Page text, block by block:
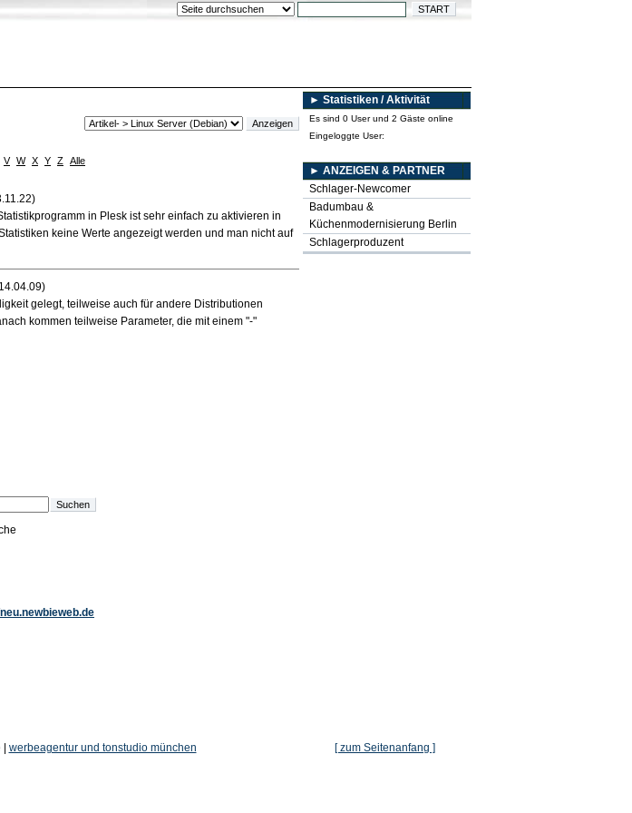
V W X Y Z Alle
in Plesk ist sehr einfach zu aktivieren in
keine Werte angezeigt werden und man nicht auf
gelegt, teilweise auch für andere Distributionen
kommen teilweise Parameter, die mit einem "-"
► Statistiken / Aktivität
Es sind 0 User und 2 Gäste online
Eingeloggte User:
► ANZEIGEN & PARTNER
Schlager-Newcomer
Badumbau &
Küchenmodernisierung Berlin
Schlagerproduzent
| werbeagentur und tonstudio münchen [ zum Seitenanfang ]